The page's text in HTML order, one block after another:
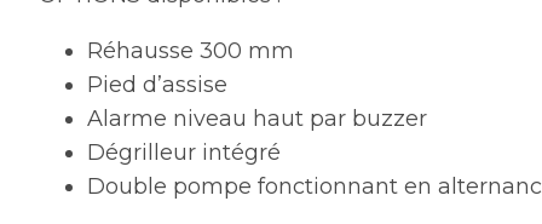
Réhausse 300 mm
Pied d’assise
Alarme niveau haut par buzzer
Dégrilleur intégré
Double pompe fonctionnant en